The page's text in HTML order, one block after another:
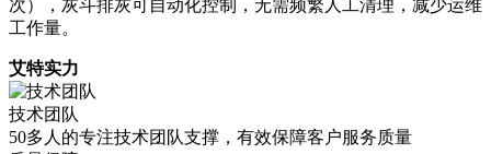
次），灰斗排灰可自动化控制，无需频繁人工清理，减少运维
工作量。
艾特实力
技术团队
50多人的专注技术团队支撑，有效保障客户服务质量